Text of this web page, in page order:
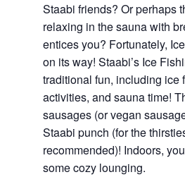
Staabi friends? Or perhaps
relaxing in the sauna with
entices you? Fortunately,
on its way! Staabi’s Ice
traditional fun, including ice
activities, and sauna time!
sausages (or vegan
Staabi punch (for the
recommended)! Indoors,
some cozy lounging.